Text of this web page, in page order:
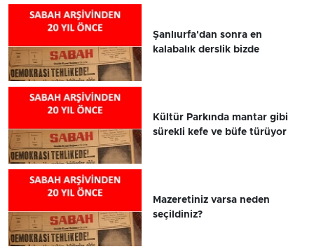
Şanlıurfa'dan sonra en
kalabalık derslik bizde
Kültür Parkında mantar gibi
sürekli kefe ve büfe türüyor
Mazeretiniz varsa neden
seçildiniz?